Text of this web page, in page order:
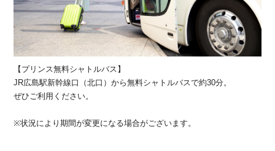
【プリンス無料シャトルバス】
JR広島駅新幹線口（北口）から無料シャトルバスで約30分。
ぜひご利用ください。
※状況により期間が変更になる場合がございます。